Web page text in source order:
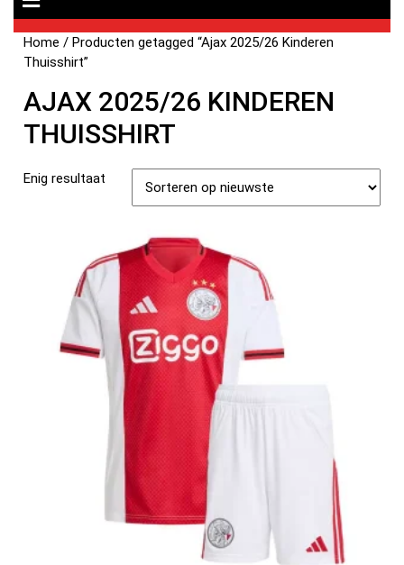
Home / Producten getagged “Ajax 2025/26 Kinderen
Thuisshirt”
AJAX 2025/26 KINDEREN
THUISSHIRT
Enig resultaat